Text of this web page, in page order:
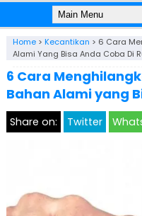
Home> Kecantikan > 6 Cara
Alami Yang Bisa Anda Coba Di
6 Cara
Bahan Alami yang
Share on: Twitter